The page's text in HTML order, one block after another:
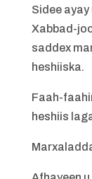
Sidee
Xabbad-
saddex
heshiiska.
Faah-
heshiis